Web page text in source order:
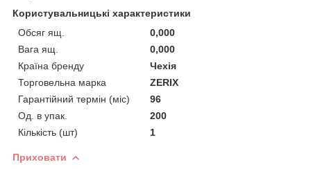
Користувальницькі характеристики
Обсяг ящ.
0,000
Вага ящ.
0,000
Країна бренду
Чехія
Торговельна марка
ZERIX
Гарантійний термін (міс)
96
Од. в упак.
200
Кількість (шт)
1
Приховати